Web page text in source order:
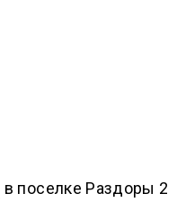
в поселке Раздоры 2